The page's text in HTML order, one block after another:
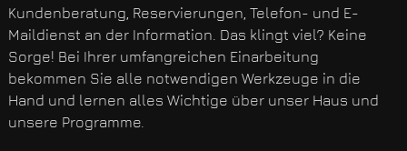
Kundenberatung, Reservierungen, Telefon- und E-
Maildienst an der Information. Das klingt viel? Keine
Sorge! Bei Ihrer umfangreichen Einarbeitung
bekommen Sie alle notwendigen Werkzeuge in die
Hand und lernen alles Wichtige über unser Haus und
unsere Programme.